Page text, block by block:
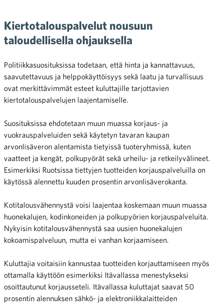
Kiertotalouspalvelut nousuun
taloudellisella ohjauksella
Politiikkasuosituksissa todetaan, että hinta ja kannattavuus,
saavutettavuus ja helppokäyttöisyys sekä laatu ja turvallisuus
ovat merkittävimmät esteet kuluttajille tarjottavien
kiertotalouspalvelujen laajentamiselle.
Suosituksissa ehdotetaan muun muassa korjaus- ja
vuokrauspalveluiden sekä käytetyn tavaran kaupan
arvonlisäveron alentamista tietyissä tuoteryhmissä, kuten
vaatteet ja kengät, polkupyörät sekä urheilu- ja retkeilyvälineet.
Esimerkiksi Ruotsissa tiettyjen tuotteiden korjauspalveluilla on
käytössä alennettu kuuden prosentin arvonlisäverokanta.
Kotitalousvähennystä voisi laajentaa koskemaan muun muassa
huonekalujen, kodinkoneiden ja polkupyörien korjauspalveluita.
Nykyisin kotitalousvähennystä saa uusien huonekalujen
kokoamispalveluun, mutta ei vanhan korjaamiseen.
Kuluttajia voitaisiin kannustaa tuotteiden korjauttamiseen myös
ottamalla käyttöön esimerkiksi Itävallassa menestykseksi
osoittautunut korjausseteli. Itävallassa kuluttajat saavat 50
prosentin alennuksen sähkö- ja elektroniikkalaitteiden